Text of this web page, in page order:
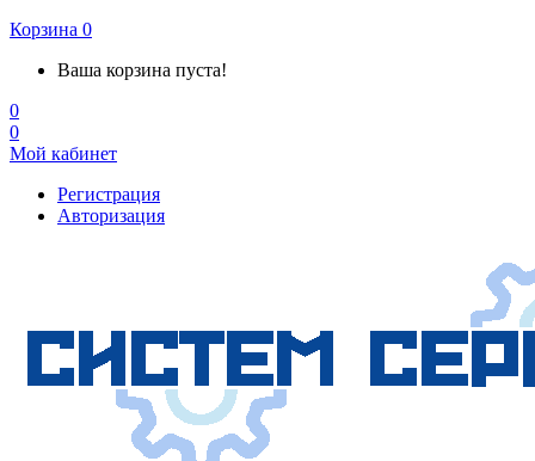
Корзина 0
Ваша корзина пуста!
0
0
Мой кабинет
Регистрация
Авторизация